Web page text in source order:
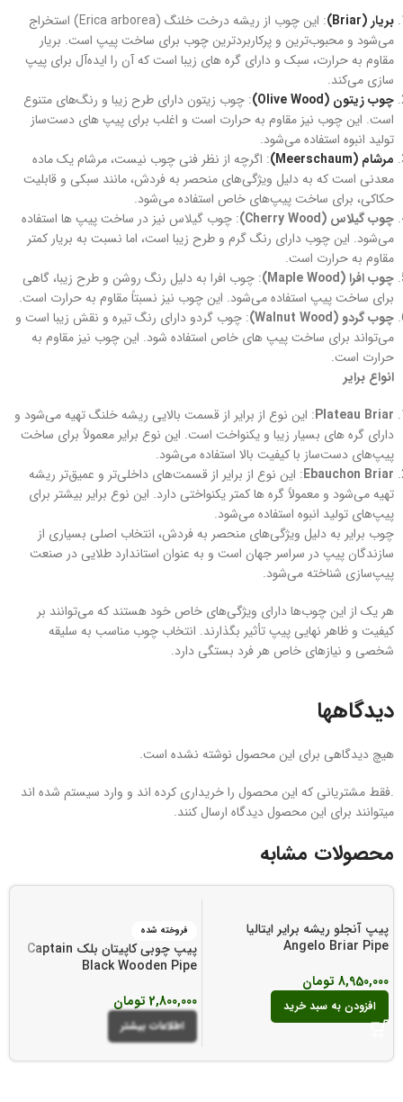
بریار (Briar)
: این چوب از ریشه درخت خلنگ (Erica arborea) استخراج
می‌شود و محبوب‌ترین و پرکاربردترین چوب برای ساخت پیپ است. بریار
مقاوم به حرارت، سبک و دارای گره های زیبا است که آن را ایده‌آل برای پیپ‌
سازی می‌کند.
چوب زیتون (Olive Wood)
: چوب زیتون دارای طرح زیبا و رنگ‌های متنوع
است. این چوب نیز مقاوم به حرارت است و اغلب برای پیپ‌ های دست‌ساز
تولید انبوه استفاده می‌شود.
مرشام (Meerschaum)
: اگرچه از نظر فنی چوب نیست، مرشام یک ماده
معدنی است که به دلیل ویژگی‌های منحصر به فردش، مانند سبکی و قابلیت
حکاکی، برای ساخت پیپ‌های خاص استفاده می‌شود.
چوب گیلاس (Cherry Wood)
: چوب گیلاس نیز در ساخت پیپ‌ ها استفاده
می‌شود. این چوب دارای رنگ گرم و طرح زیبا است، اما نسبت به بریار کمتر
مقاوم به حرارت است.
چوب افرا (Maple Wood)
: چوب افرا به دلیل رنگ روشن و طرح زیبا، گاهی
برای ساخت پیپ استفاده می‌شود. این چوب نیز نسبتاً مقاوم به حرارت است.
چوب گردو (Walnut Wood)
: چوب گردو دارای رنگ تیره و نقش زیبا است و
می‌تواند برای ساخت پیپ‌ های خاص استفاده شود. این چوب نیز مقاوم به
حرارت است.
انواع برایر
Plateau Briar: این نوع از برایر از قسمت بالایی ریشه خلنگ تهیه می‌شود و
دارای گره های بسیار زیبا و یکنواخت است. این نوع برایر معمولاً برای ساخت
پیپ‌های دست‌ساز با کیفیت بالا استفاده می‌شود.
Ebauchon Briar: این نوع از برایر از قسمت‌های داخلی‌تر و عمیق‌تر ریشه
تهیه می‌شود و معمولاً گره ها کمتر یکنواختی دارد. این نوع برایر بیشتر برای
پیپ‌های تولید انبوه استفاده می‌شود.
چوب برایر به دلیل ویژگی‌های منحصر به فردش، انتخاب اصلی بسیاری از
سازندگان پیپ در سراسر جهان است و به عنوان استاندارد طلایی در صنعت
پیپ‌سازی شناخته می‌شود.
هر یک از این چوب‌ها دارای ویژگی‌های خاص خود هستند که می‌توانند بر
کیفیت و ظاهر نهایی پیپ تأثیر بگذارند. انتخاب چوب مناسب به سلیقه
شخصی و نیازهای خاص هر فرد بستگی دارد.
دیدگاهها
هیچ دیدگاهی برای این محصول نوشته نشده است.
.فقط مشتریانی که این محصول را خریداری کرده اند و وارد سیستم شده اند
میتوانند برای این محصول دیدگاه ارسال کنند.
محصولات مشابه
پیپ آنجلو ریشه برایر ایتالیا
Angelo Briar Pipe
8,950,000 تومان
افزودن به سبد خرید
فروخته شده
پیپ چوبی کاپیتان بلک Captain
Black Wooden Pipe
2,800,000 تومان
اطلاعات بیشتر